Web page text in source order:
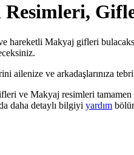
hareketli Makyaj gifleri
ailenize ve arkadaşlarınıza
ve Makyaj resimleri tamamen
daha detaylı bilgiyi yardım